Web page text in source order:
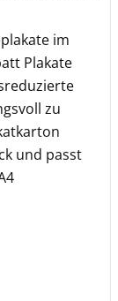
im
Plakate
zu
und passt